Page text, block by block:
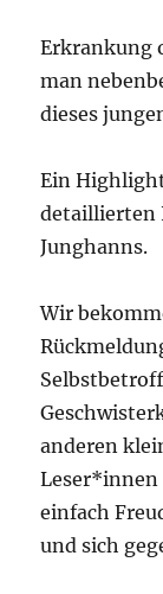
Erkrankung
man
dieses
Ein
detaillierten
Junghanns.
Wir
anderen
Leser*innen
einfach
und sich